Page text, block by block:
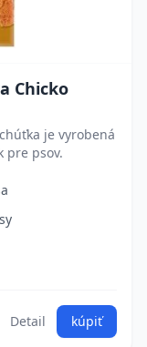
Chicko
je vyrobená
pre psov.
Detail kúpiť